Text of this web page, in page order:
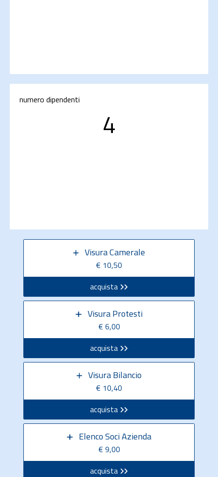
numero dipendenti
4
Visura Camerale
€ 10,50
acquista
Visura Protesti
€ 6,00
acquista
Visura Bilancio
€ 10,40
acquista
Elenco Soci Azienda
€ 9,00
acquista